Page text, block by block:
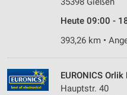
Heute 09:00 -
393,26 km •
EURONICS
Hauptstr. 40